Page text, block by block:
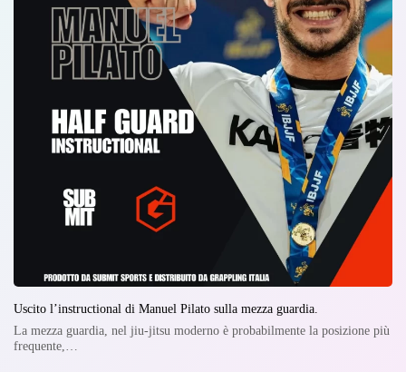
Uscito l’instructional di Manuel Pilato sulla mezza guardia.
La mezza guardia, nel jiu-jitsu moderno è probabilmente la posizione più
frequente,…